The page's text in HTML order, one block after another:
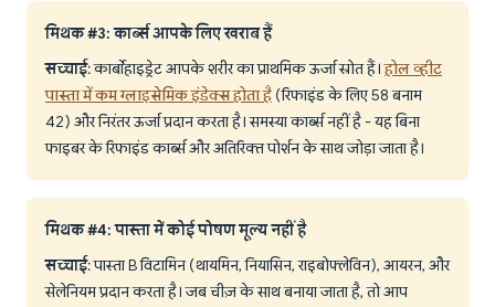
मिथक #3: कार्ब्स आपके लिए खराब हैं
सच्चाई: कार्बोहाइड्रेट आपके शरीर का प्राथमिक ऊर्जा स्रोत हैं।होल व्हीट
पास्ता में कम ग्लाइसेमिक इंडेक्स होता है (रिफाइंड के लिए 58 बनाम
42) और निरंतर ऊर्जा प्रदान करता है। समस्या कार्ब्स नहीं है - यह बिना
फाइबर के रिफाइंड कार्ब्स और अतिरिक्त पोर्शन के साथ जोड़ा जाता है।
मिथक #4: पास्ता में कोई पोषण मूल्य नहीं है
सच्चाई: पास्ता B विटामिन (थायमिन, नियासिन, राइबोफ्लेविन), आयरन, और
सेलेनियम प्रदान करता है। जब चीज़ के साथ बनाया जाता है, तो आप